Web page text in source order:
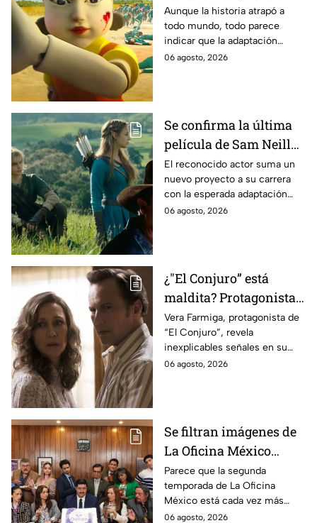
Estados Unidos? Esto
es lo que se sabe al
momento
Aunque la historia atrapó a
todo mundo, todo parece
indicar que la adaptación
podría ser cancelada:
06 agosto, 2026
Se confirma la última
película de Sam Neill
antes de morir: esto es
lo que se sabe hasta
ahora
El reconocido actor suma un
nuevo proyecto a su carrera
con la esperada adaptación
cinematográfica del popular
06 agosto, 2026
¿"El Conjuro” está
maldita? Protagonista
revela INQUIETANTES
señales en su cuerpo
durante la grabación de
la película
Vera Farmiga, protagonista de
“El Conjuro”, revela
inexplicables señales en su
cuerpo durante el rodaje de la
06 agosto, 2026
Se filtran imágenes de
La Oficina México
temporada 2 y un
detalle desata teorías
entre los fans
Parece que la segunda
temporada de La Oficina
México está cada vez más
cerca, pues el elenco ya se
06 agosto, 2026